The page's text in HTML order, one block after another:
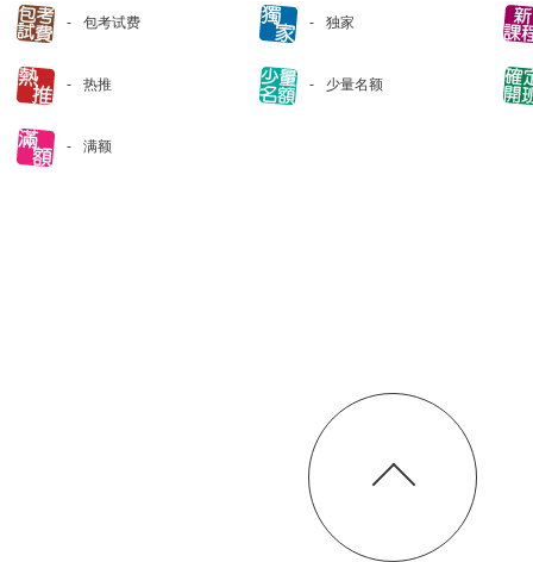
包考试费 独家
热推 少量名额
满额